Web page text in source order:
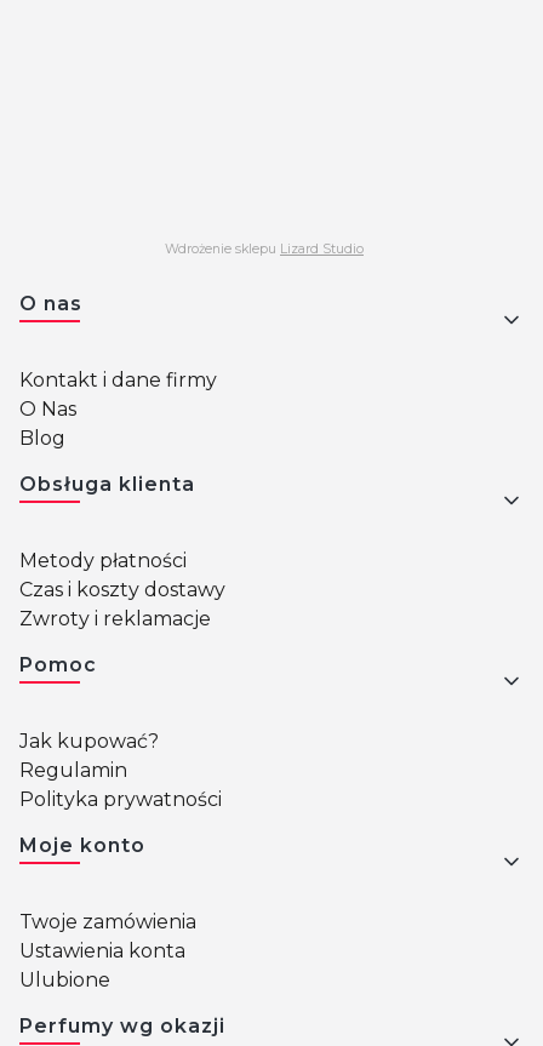
Wdrożenie sklepu Lizard Studio
Linki w stopce
O nas
Kontakt i dane firmy
O Nas
Blog
Obsługa klienta
Metody płatności
Czas i koszty dostawy
Zwroty i reklamacje
Pomoc
Jak kupować?
Regulamin
Polityka prywatności
Moje konto
Twoje zamówienia
Ustawienia konta
Ulubione
Perfumy wg okazji